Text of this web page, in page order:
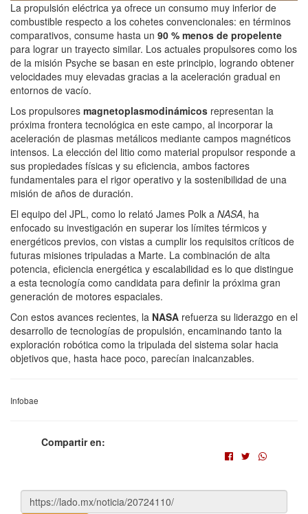
La propulsión eléctrica ya ofrece un consumo muy inferior de
combustible respecto a los cohetes convencionales: en términos
comparativos, consume hasta un 90 % menos de propelente
para lograr un trayecto similar. Los actuales propulsores como los
de la misión Psyche se basan en este principio, logrando obtener
velocidades muy elevadas gracias a la aceleración gradual en
entornos de vacío.
Los propulsores magnetoplasmodinámicos representan la
próxima frontera tecnológica en este campo, al incorporar la
aceleración de plasmas metálicos mediante campos magnéticos
intensos. La elección del litio como material propulsor responde a
sus propiedades físicas y su eficiencia, ambos factores
fundamentales para el rigor operativo y la sostenibilidad de una
misión de años de duración.
El equipo del JPL, como lo relató James Polk a NASA, ha
enfocado su investigación en superar los límites térmicos y
energéticos previos, con vistas a cumplir los requisitos críticos de
futuras misiones tripuladas a Marte. La combinación de alta
potencia, eficiencia energética y escalabilidad es lo que distingue
a esta tecnología como candidata para definir la próxima gran
generación de motores espaciales.
Con estos avances recientes, la NASA refuerza su liderazgo en el
desarrollo de tecnologías de propulsión, encaminando tanto la
exploración robótica como la tripulada del sistema solar hacia
objetivos que, hasta hace poco, parecían inalcanzables.
Infobae
Compartir en: